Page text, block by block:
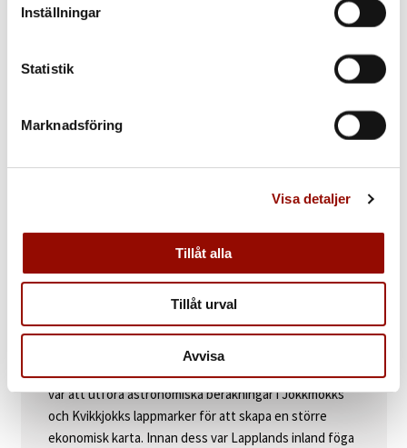
Inställningar
Statistik
Marknadsföring
Visa detaljer
Tillåt alla
Tillåt urval
Avvisa
€ 1.100 - 1.300
Per Daniel Holm(1835‑1903). Vy från Kvikkjokk.
FOKUS
I juli 1861 deltog Per Daniel Holm i en vetenskaplig
expeditionsresa till Lappland under ledning av
sjöofficer och inspektör vid navigationsskolor i Sverige
Carl Anton Pettersson (1818‑1863). Målet med resan
var att utföra astronomiska beräkningar i Jokkmokks
och Kvikkjokks lappmarker för att skapa en större
ekonomisk karta. Innan dess var Lapplands inland föga